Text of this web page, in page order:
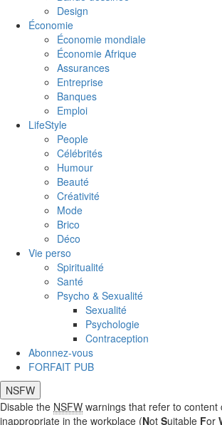
Design
Économie
Économie mondiale
Économie Afrique
Assurances
Entreprise
Banques
Emploi
LifeStyle
People
Célébrités
Humour
Beauté
Créativité
Mode
Brico
Déco
Vie perso
Spiritualité
Santé
Psycho & Sexualité
Sexualité
Psychologie
Contraception
Abonnez-vous
FORFAIT PUB
NSFW
Disable the NSFW warnings that refer to content
inappropriate in the workplace (Not Suitable For